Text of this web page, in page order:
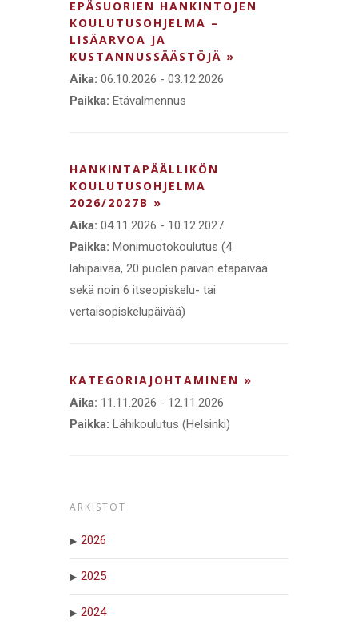
EPÄSUORIEN HANKINTOJEN
KOULUTUSOHJELMA –
LISÄARVOA JA
KUSTANNUSSÄÄSTÖJÄ »
Aika: 06.10.2026 - 03.12.2026
Paikka: Etävalmennus
HANKINTAPÄÄLLIKÖN
KOULUTUSOHJELMA
2026/2027B »
Aika: 04.11.2026 - 10.12.2027
Paikka: Monimuotokoulutus (4
lähipäivää, 20 puolen päivän etäpäivää
sekä noin 6 itseopiskelu- tai
vertaisopiskelupäivää)
KATEGORIAJOHTAMINEN »
Aika: 11.11.2026 - 12.11.2026
Paikka: Lähikoulutus (Helsinki)
ARKISTOT
2026
2025
2024